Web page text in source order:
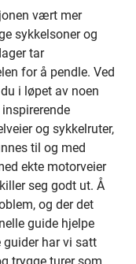
vært mer
sykkelsoner og
tar
for å pendle. Ved
i løpet av noen
og sykkelruter,
til og med
ekte motorveier
seg godt ut. Å
og der det
guide hjelpe
har vi satt